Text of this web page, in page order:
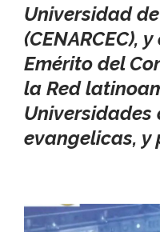
Universidad
(CENARCEC),
Emérito del
la Red
Universidades
evangelicas, y